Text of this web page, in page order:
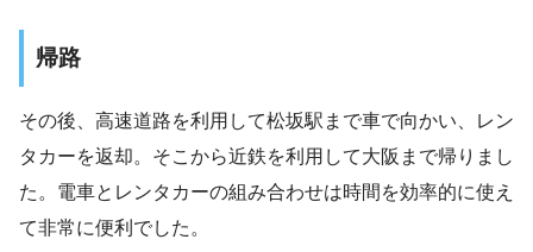
帰路
その後、高速道路を利用して松坂駅まで車で向かい、レン
タカーを返却。そこから近鉄を利用して大阪まで帰りまし
た。電車とレンタカーの組み合わせは時間を効率的に使え
て非常に便利でした。